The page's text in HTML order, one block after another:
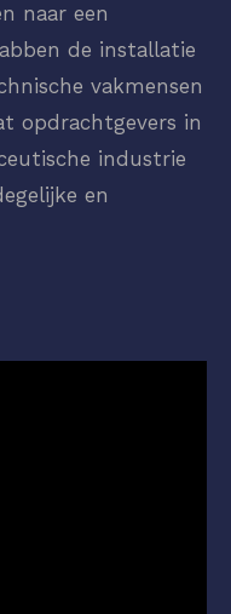
naar een
de installatie
vakmensen
opdrachtgevers in
industrie
en